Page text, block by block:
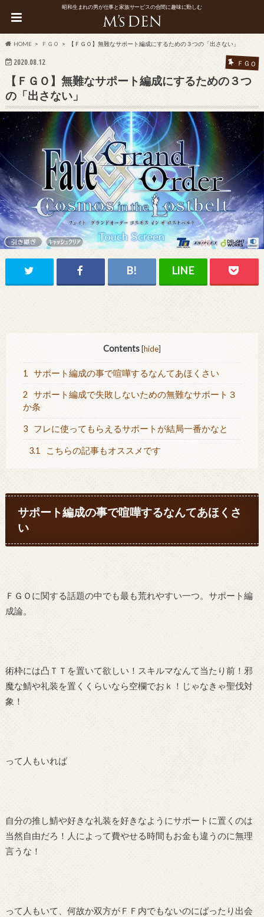
昭和生まれの男が仕事と家族サービスの合間に趣味に勤しむ
HOME ＦＧＯ 【ＦＧＯ】無難なサポート編成にするための３つの「出さない」
2020.08.12 ＦＧＯ
【ＦＧＯ】無難なサポート編成にするための３つ
の「出さない」
Contents [hide]
1 サポート編成の事で喧嘩するなんてあほくさい
2
サポート編成で失敗しないための無難なサポート３
か条
3 フレに使ってもらえるサポートが結局一番かなと
3.1 こちらの記事もオススメです
サポート編成の事で喧嘩するなんてあほくさ
い
ＦＧＯに関する話題の中でも最も荒れやすい一つ。サポート編
成論。
術枠には凸ＴＴを置いて欲しい！スキルマなんて当たり前！邪
魔な鯖や礼装を置くくらいなら空欄でおｋ！じゃなきゃ聖伐対
象！
って人もいれば
自分の推し鯖や好きな礼装を好きなようにサポートに置くのは
当然自由だろ！人によって費やせる時間もお金も違うのに無理
言うな！
って人もいて、何故か双方がＦＦ内でもないのにばったり出会